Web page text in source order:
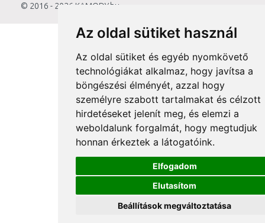
Az oldal sütiket használ
Az oldal sütiket és egyéb nyomkövető
technológiákat alkalmaz, hogy javítsa a
böngészési élményét, azzal hogy
személyre szabott tartalmakat és célzott
hirdetéseket jelenít meg, és elemzi a
weboldalunk forgalmát, hogy megtudjuk
honnan érkeztek a látogatóink.
Elfogadom
Elutasítom
Beállítások megváltoztatása
© 2016 - 2026 KAMODY.hu